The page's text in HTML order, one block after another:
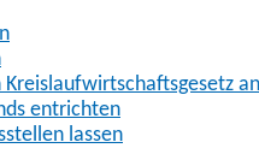
entrichten
lassen